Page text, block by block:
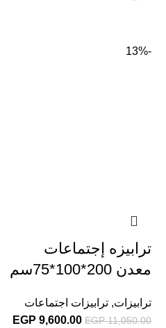
-13%
ترابيزه إجتماعات
معدن 200*100*75سم
ترابيزات, ترابيزات اجتماعات
EGP11,050.00
EGP 9,600.00